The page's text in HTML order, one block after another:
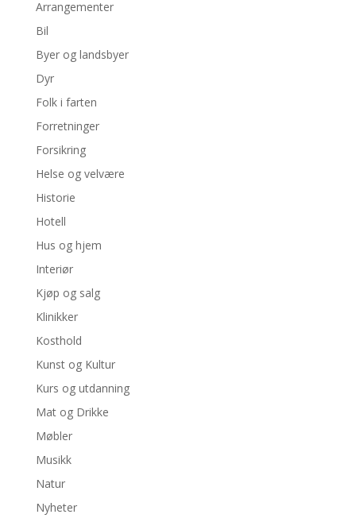
Arrangementer
Bil
Byer og landsbyer
Dyr
Folk i farten
Forretninger
Forsikring
Helse og velvære
Historie
Hotell
Hus og hjem
Interiør
Kjøp og salg
Klinikker
Kosthold
Kunst og Kultur
Kurs og utdanning
Mat og Drikke
Møbler
Musikk
Natur
Nyheter